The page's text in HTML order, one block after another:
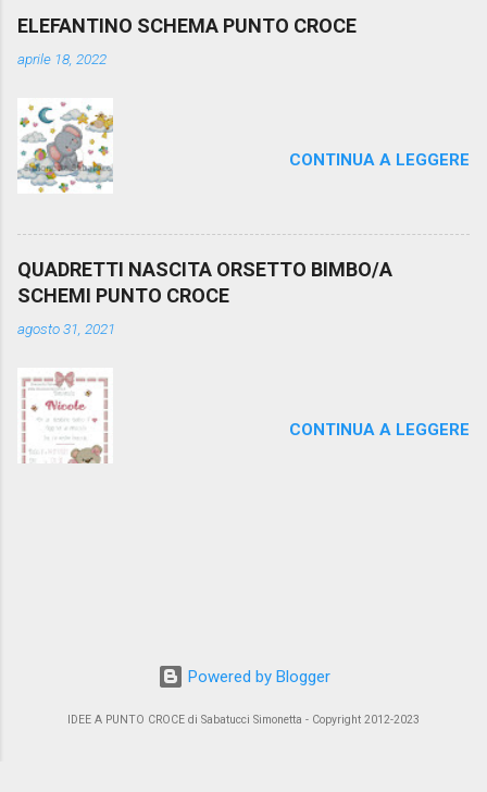
ELEFANTINO SCHEMA PUNTO CROCE
aprile 18, 2022
CONTINUA A LEGGERE
QUADRETTI NASCITA ORSETTO BIMBO/A
SCHEMI PUNTO CROCE
agosto 31, 2021
CONTINUA A LEGGERE
Powered by Blogger
IDEE A PUNTO CROCE di Sabatucci Simonetta - Copyright 2012-2023